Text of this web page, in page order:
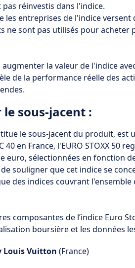
réinvestis dans l'indice.
les entreprises de l'indice versent
ne sont pas utilisés pour acheter
la valeur de l'indice
de la performance réelle des
sous-jacent :
le sous-jacent du produit,
40 en France, l'EURO STOXX 50
euro, sélectionnées en fonction
souligner que cet indice se
des indices couvrant
composantes de l’indice Euro
boursière et les données
Louis Vuitton (France)